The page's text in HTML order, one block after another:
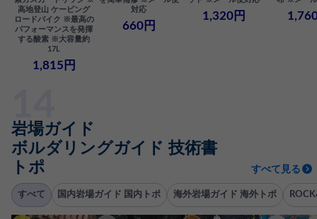
高地登山 ケービング
ロードバイク ※最高の
パフォーマンスを発揮
する酸素 ※大容量約
17L
1,815円
対応
660円
1,320円
岩場ガイド
ボルダリングガイド 技術書
トポ
すべて見る
すべて 国内岩場ガイド 国内トポ 海外岩場ガイド 海外トポ